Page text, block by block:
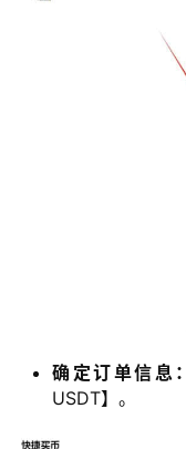
确定订单信息：
USDT】。